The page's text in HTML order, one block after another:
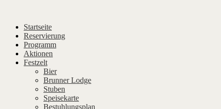
Startseite
Reservierung
Programm
Aktionen
Festzelt
Bier
Brunner Lodge
Stuben
Speisekarte
Bestuhlungsplan